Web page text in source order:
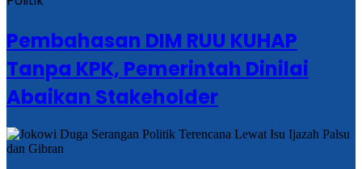
Pembahasan DIM RUU KUHAP
Tanpa KPK, Pemerintah Dinilai
Abaikan Stakeholder